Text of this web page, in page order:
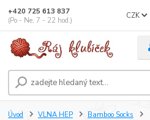
CZK
+420 725 613 837
(Po - Ne, 7 - 22 hod.)
Úvod VLNA HEP Bamboo Socks